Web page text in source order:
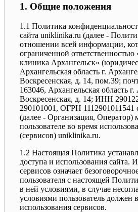
1. Общие положения
1.1 Политика
сайта uniklinika.ru (далее -
отношении всей информации,
ограниченной ответственностью
клиника Архангельск»
Архангельская область г.
Воскресенская, д. 14, пом.39;
163046, Архангельская область
Воскресенская, д. 14; ИНН
290101001, ОГРН 1112901011541
(далее - Организация, Оператор)
пользователе во время
(сервисов) uniklinika.ru.
1.2 Настоящая Политика
доступа и использования сайта.
сервисов означает
пользователя с настоящей
в ней условиями, в случае
условиями пользователь должен
использования сервисов.